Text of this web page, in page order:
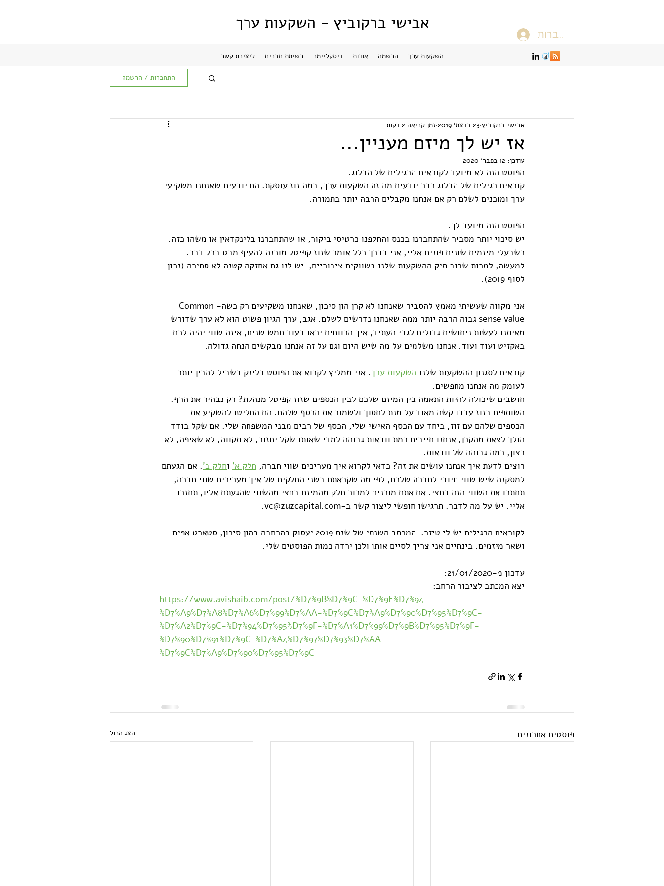
אבישי ברקוביץ - השקעות ערך
השקעות ערך הרשמה אודות דיסקליימר רשימת חברים ליצירת קשר
להתחברות
התחברות / הרשמה
אז יש לך מיזם מעניין...
אבישי ברקוביץ 23 בדצמ׳ 2019 זמן קריאה 2 דקות
עודכן: 12 בפבר׳ 2020
הפוסט הזה לא מיועד לקוראים הרגילים של הבלוג.
קוראים רגילים של הבלוג כבר יודעים מה זה השקעות ערך, במה זוז עוסקת. הם יודעים שאנחנו משקיעי
ערך ומוכנים לשלם רק אם אנחנו מקבלים הרבה יותר בתמורה.
הפוסט הזה מיועד לך.
יש סיכוי יותר מסביר שהתחברנו בכנס והחלפנו כרטיסי ביקור, או שהתחברנו בלינקדאין או משהו כזה.
כשבעלי מיזמים שונים פונים אליי, אני בדרך כלל אומר שזוז קפיטל מוכנה להעיף מבט בכל דבר.
למעשה, למרות שרוב תיק ההשקעות שלנו בשווקים ציבוריים,  יש לנו גם אחזקה קטנה לא סחירה (נכון
לסוף 2019).
אני מקווה שעשיתי מאמץ להסביר שאנחנו לא קרן הון סיכון, שאנחנו משקיעים רק כשה-Common
sense value גבוה הרבה יותר ממה שאנחנו נדרשים לשלם. אגב, ערך הגיון פשוט הוא לא ערך שדורש
מאיתנו לעשות ניחושים גדולים לגבי העתיד, איך הרווחים יראו בעוד חמש שנים, איזה שווי יהיה לכם
באקזיט ועוד ועוד. אנחנו משלמים על מה שיש היום וגם על זה אנחנו מבקשים הנחה גדולה.
קוראים לסגנון ההשקעות שלנו השקעות ערך. אני ממליץ לקרוא את הפוסט בלינק בשביל להבין יותר
לעומק מה אנחנו מחפשים.
חושבים שיכולה להיות התאמה בין המיזם שלכם לבין הכספים שזוז קפיטל מנהלת? רק נבהיר את הרף.
השותפים בזוז עבדו קשה מאוד על מנת לחסוך ולשמור את הכסף שלהם. הם החליטו להשקיע את
הכספים שלהם עם זוז, ביחד עם הכסף האישי שלי, הכסף של רבים מבני המשפחה שלי. אם שקל בודד
הולך לצאת מהקרן, אנחנו חייבים רמת וודאות גבוהה למדי שאותו שקל יחזור, לא תקווה, לא שאיפה, לא
רצון, רמה גבוהה של וודאות.
רוצים לדעת איך אנחנו עושים את זה? כדאי לקרוא איך מעריכים שווי חברה, חלק א' וחלק ב'. אם הגעתם
למסקנה שיש שווי חיובי לחברה שלכם, לפי מה שקראתם בשני החלקים של איך מעריכים שווי חברה,
תחתכו את השווי הזה בחצי. אם אתם מוכנים למכור חלק מהמיזם בחצי מהשווי שהגעתם אליו, תחזרו
אליי. יש על מה לדבר. תרגישו חופשי ליצור קשר ב-vc@zuzcapital.com.
לקוראים הרגילים יש לי טיזר.  המכתב השנתי של שנת 2019 יעסוק בהרחבה בהון סיכון, סטארט אפים
ושאר מיזמים. בינתיים אני צריך לסיים אותו ולכן ירדה כמות הפוסטים שלי.
עדכון מ-21/01/2020:
יצא המכתב לציבור הרחב:
https://www.avishaib.com/post/%D7%9B%D7%9C-%D7%9E%D7%94-
%D7%A9%D7%A8%D7%A6%D7%99%D7%AA-%D7%9C%D7%A9%D7%90%D7%95%D7%9C-
%D7%A2%D7%9C-%D7%94%D7%95%D7%9F-%D7%A1%D7%99%D7%9B%D7%95%D7%9F-
%D7%90%D7%91%D7%9C-%D7%A4%D7%97%D7%93%D7%AA-
%D7%9C%D7%A9%D7%90%D7%95%D7%9C
פוסטים אחרונים הצג הכול